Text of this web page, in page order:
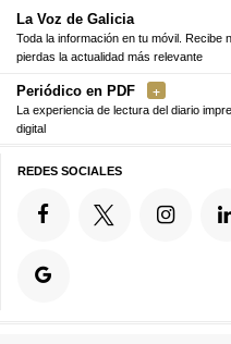
La Voz de Galicia
Toda la información en tu móvil. Recibe
pierdas la actualidad más relevante
Periódico en PDF
La experiencia de lectura del diario
digital
REDES SOCIALES